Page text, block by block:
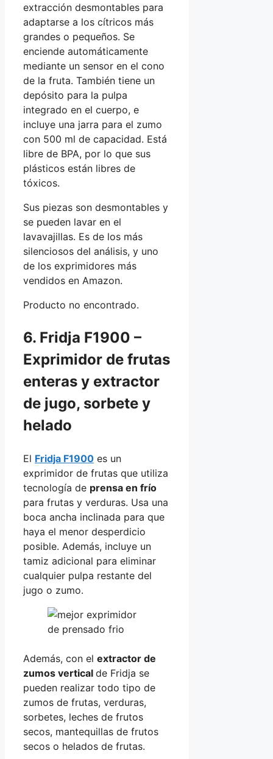
extracción desmontables para
adaptarse a los cítricos más
grandes o pequeños. Se
enciende automáticamente
mediante un sensor en el cono
de la fruta. También tiene un
depósito para la pulpa
integrado en el cuerpo, e
incluye una jarra para el zumo
con 500 ml de capacidad. Está
libre de BPA, por lo que sus
plásticos están libres de
tóxicos.
Sus piezas son desmontables y
se pueden lavar en el
lavavajillas. Es de los más
silenciosos del análisis, y uno
de los exprimidores más
vendidos en Amazon.
Producto no encontrado.
6. Fridja F1900 –
Exprimidor de frutas
enteras y extractor
de jugo, sorbete y
helado
El Fridja F1900 es un
exprimidor de frutas que utiliza
tecnología de prensa en frío
para frutas y verduras. Usa una
boca ancha inclinada para que
haya el menor desperdicio
posible. Además, incluye un
tamiz adicional para eliminar
cualquier pulpa restante del
jugo o zumo.
Además, con el extractor de
zumos vertical de Fridja se
pueden realizar todo tipo de
zumos de frutas, verduras,
sorbetes, leches de frutos
secos, mantequillas de frutos
secos o helados de frutas.